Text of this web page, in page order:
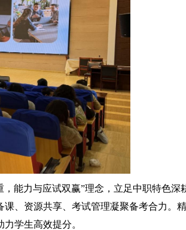
能力与应试双赢”理念，立足中职特色深
、资源共享、考试管理凝聚备考合力。
学生高效提分。